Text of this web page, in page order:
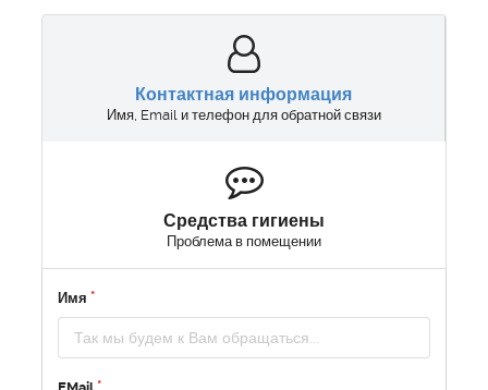
Контактная информация
Имя, Email и телефон для обратной связи
Средства гигиены
Проблема в помещении
Имя